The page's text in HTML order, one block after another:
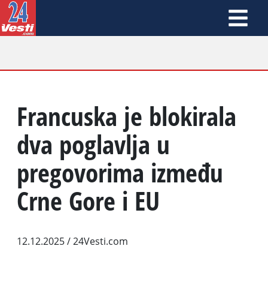
Francuska je blokirala
dva poglavlja u
pregovorima između
Crne Gore i EU
12.12.2025/ 24Vesti.com